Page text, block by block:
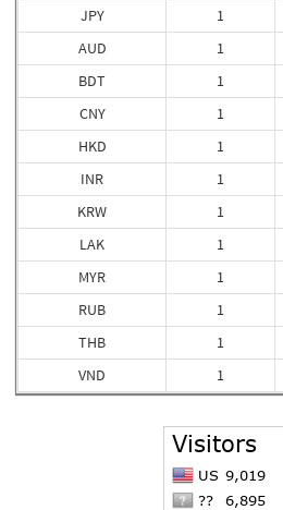
JPY
AUD
BDT
CNY
HKD
INR
KRW
LAK
MYR
RUB
THB
VND
1
1
1
1
1
1
1
1
1
1
1
1